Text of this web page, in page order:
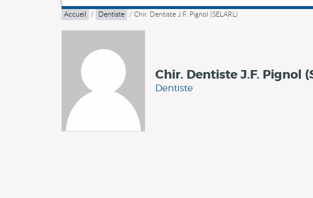
Accueil / Dentiste / Chir. Dentiste J.F. Pignol (SELARL)
Chir. Dentiste J.F. Pignol
Dentiste